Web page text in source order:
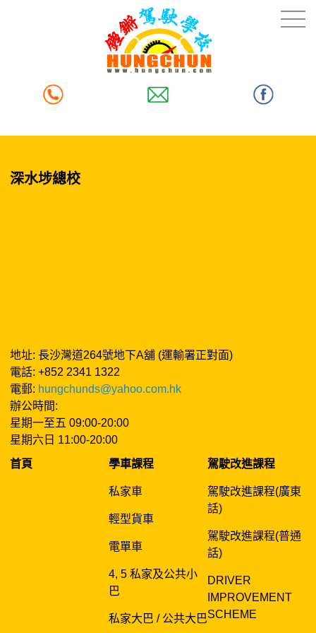
深水埗總校
地址: 長沙灣道264號地下A舖 (運輸署正對面)
電話: +852 2341 1322
電郵: hungchunds@yahoo.com.hk
辦公時間:
星期一至五 09:00-20:00
星期六日 11:00-20:00
首頁
學車課程
私家車
輕型貨車
電單車
4, 5 私家及公共小
巴
私家大巴 / 公共大巴
駕駛改進課程
駕駛改進課程(廣東
話)
駕駛改進課程(普通
話)
DRIVER
IMPROVEMENT
SCHEME